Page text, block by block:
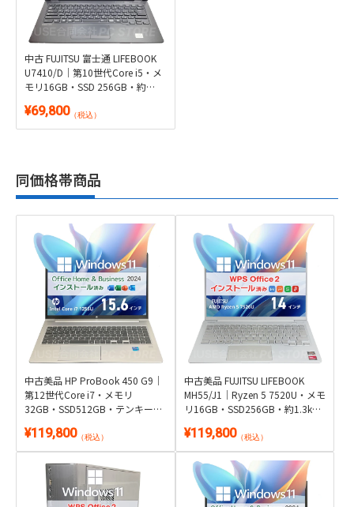
中古 FUJITSU 富士通 LIFEBOOK
U7410/D｜第10世代Core i5・メ
モリ16GB・SSD 256GB・約
Microsoft Office 2024付き
¥69,800（税込）
同価格帯商品
中古美品 HP ProBook 450 G9｜
第12世代Core i7・メモリ
32GB・SSD512GB・テンキー搭
Office 2024付き
¥119,800（税込）
中古美品 FUJITSU LIFEBOOK
MH55/J1｜Ryzen 5 7520U・メモ
リ16GB・SSD256GB・約1.3kg
WPS Office 2付き
¥119,800（税込）